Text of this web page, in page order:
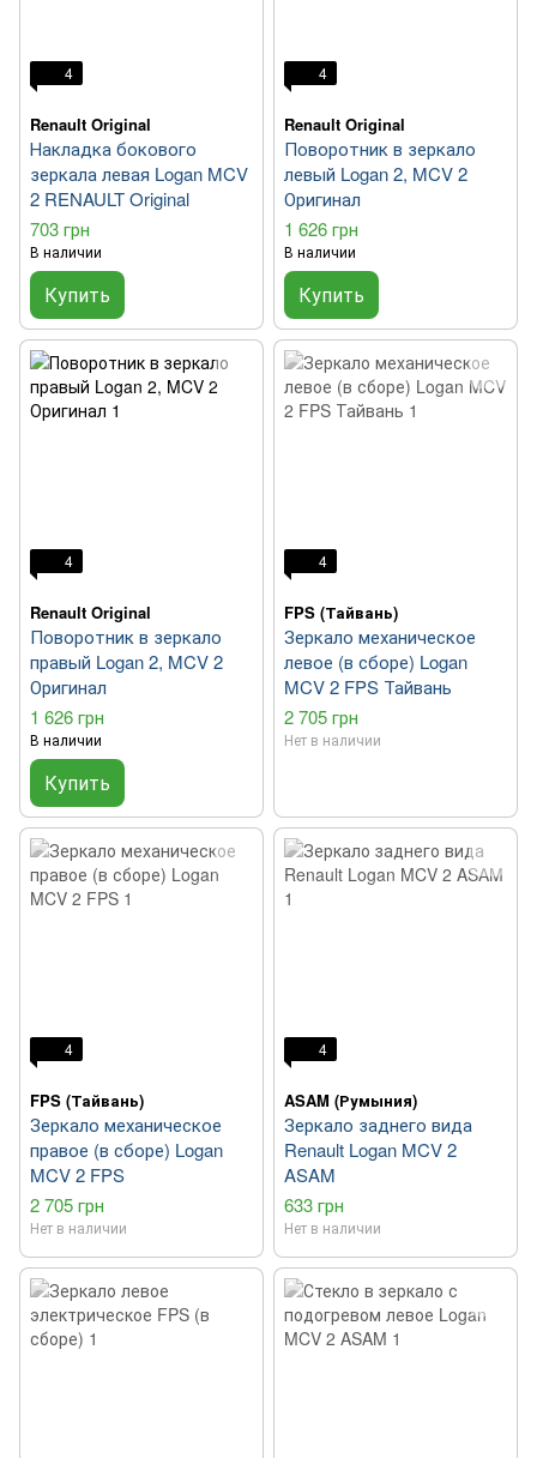
4
Renault Original
Накладка бокового
зеркала левая Logan MCV
2 RENAULT Original
703 грн
В наличии
Купить
4
Renault Original
Поворотник в зеркало
левый Logan 2, MCV 2
Оригинал
1 626 грн
В наличии
Купить
4
Renault Original
Поворотник в зеркало
правый Logan 2, MCV 2
Оригинал
1 626 грн
В наличии
Купить
4
FPS (Тайвань)
Зеркало механическое
левое (в сборе) Logan
MCV 2 FPS Тайвань
2 705 грн
Нет в наличии
4
FPS (Тайвань)
Зеркало механическое
правое (в сборе) Logan
MCV 2 FPS
2 705 грн
Нет в наличии
4
ASAM (Румыния)
Зеркало заднего вида
Renault Logan MCV 2
ASAM
633 грн
Нет в наличии